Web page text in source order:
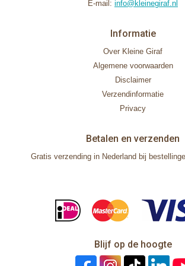
E-mail: info@kleinegiraf.nl
Informatie
Over Kleine Giraf
Algemene voorwaarden
Disclaimer
Verzendinformatie
Privacy
Betalen en verzenden
Gratis verzending in Nederland bij
Blijf op de hoogte